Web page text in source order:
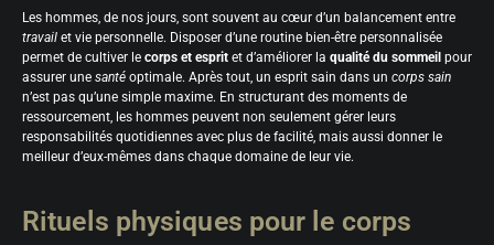
Les hommes, de nos jours, sont souvent au cœur d’un balancement entre
travail et vie personnelle. Disposer d’une routine bien-être personnalisée
permet de cultiver le corps et esprit et d’améliorer la qualité du sommeil pour
assurer une santé optimale. Après tout, un esprit sain dans un corps sain
n’est pas qu’une simple maxime. En structurant des moments de
ressourcement, les hommes peuvent non seulement gérer leurs
responsabilités quotidiennes avec plus de facilité, mais aussi donner le
meilleur d’eux-mêmes dans chaque domaine de leur vie.
Rituels physiques pour le corps